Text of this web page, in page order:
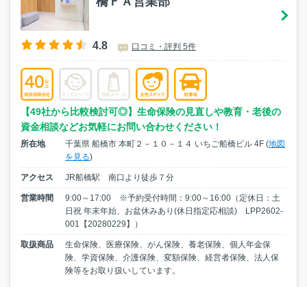
4.8 口コミ・評判 5件
【49社から比較検討可◎】生命保険の見直しや教育・老後の
資金相談などお気軽にお問い合わせください！
所在地 千葉県 船橋市 本町２－１０－１４ いちご船橋ビル 4F (地図
を見る)
アクセス JR船橋駅 南口より徒歩７分
営業時間
9:00～17:00 ※予約受付時間：9:00～16:00（定休日：土
日祝 年末年始、お盆休みあり(休日指定応相談) LPP2602-
001【20280229】）
取扱商品
生命保険、医療保険、がん保険、養老保険、個人年金保
険、学資保険、介護保険、変額保険、経営者保険、法人保
険等をお取り扱いしています。